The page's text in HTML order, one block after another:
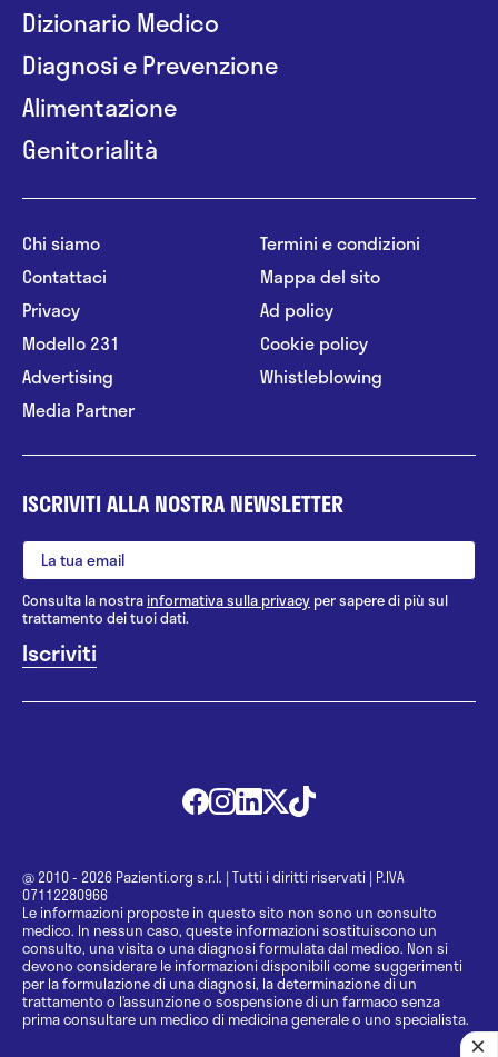
Dizionario Medico
Diagnosi e Prevenzione
Alimentazione
Genitorialità
Chi siamo
Contattaci
Privacy
Modello 231
Advertising
Media Partner
Termini e condizioni
Mappa del sito
Ad policy
Cookie policy
Whistleblowing
ISCRIVITI ALLA NOSTRA NEWSLETTER
Consulta la nostrainformativa sulla privacy per sapere di più sul
trattamento dei tuoi dati.
@ 2010 - 2026 Pazienti.org s.r.l. | Tutti i diritti riservati | P.IVA
07112280966
Le informazioni proposte in questo sito non sono un consulto
medico. In nessun caso, queste informazioni sostituiscono un
consulto, una visita o una diagnosi formulata dal medico. Non si
devono considerare le informazioni disponibili come suggerimenti
per la formulazione di una diagnosi, la determinazione di un
trattamento o l’assunzione o sospensione di un farmaco senza
prima consultare un medico di medicina generale o uno specialista.